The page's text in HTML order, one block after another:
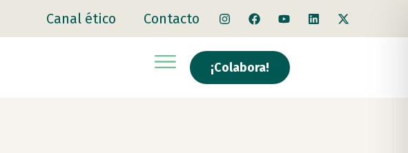
Canal ético Contacto
¡Colabora!